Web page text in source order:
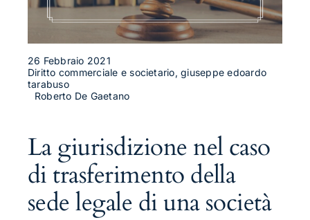
26 Febbraio 2021
Diritto commerciale e societario, giuseppe edoardo
tarabuso
Roberto De Gaetano
La giurisdizione nel caso
di trasferimento della
sede legale di una società